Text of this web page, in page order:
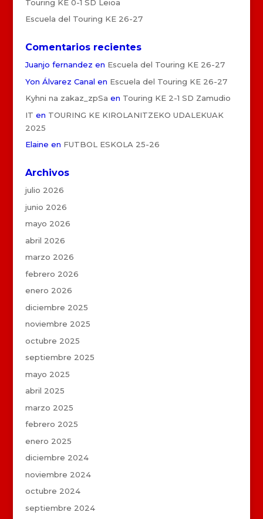
Touring KE 0-1 SD Leioa
Escuela del Touring KE 26-27
Comentarios recientes
Juanjo fernandez en Escuela del Touring KE 26-27
Yon Álvarez Canal en Escuela del Touring KE 26-27
Kyhni na zakaz_zpSa en Touring KE 2-1 SD Zamudio
IT en TOURING KE KIROLANITZEKO UDALEKUAK
2025
Elaine en FUTBOL ESKOLA 25-26
Archivos
julio 2026
junio 2026
mayo 2026
abril 2026
marzo 2026
febrero 2026
enero 2026
diciembre 2025
noviembre 2025
octubre 2025
septiembre 2025
mayo 2025
abril 2025
marzo 2025
febrero 2025
enero 2025
diciembre 2024
noviembre 2024
octubre 2024
septiembre 2024